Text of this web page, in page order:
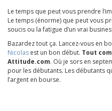
Le temps que peut vous prendre
Le temps (énorme) que peut vous
soucis ou la fatigue d’un vrai
Bazardez tout ça. Lancez-vous en
Nicolas est un bon début. Tout
Attitude.com. Où je sors en
pour les débutants. Les débutants
l’argent en bourse.